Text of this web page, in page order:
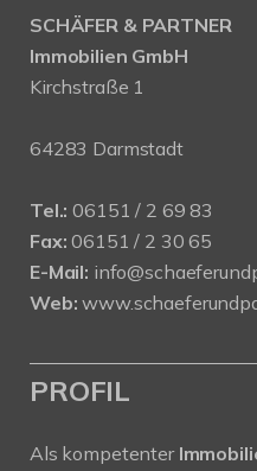
SCHÄFER & PARTNER
Immobilien GmbH
Kirchstraße 1
64283 Darmstadt
Tel.: 06151 / 2 69 83
Fax: 06151 / 2 30 65
E-Mail:
Web:
PROFIL
Als kompetenter